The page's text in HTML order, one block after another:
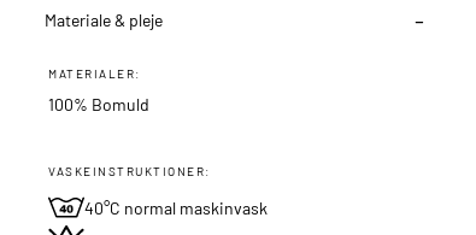
Materiale & pleje
MATERIALER:
100% Bomuld
VASKEINSTRUKTIONER:
40°C normal maskinvask